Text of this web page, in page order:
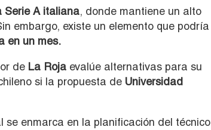
Serie A italiana, donde mantiene un alto
embargo, existe un elemento que podría
en un mes.
de La Roja evalúe alternativas para su
si la propuesta de Universidad
enmarca en la planificación del técnico